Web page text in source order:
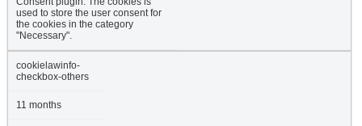
used to store the user consent for
the cookies in the category
"Necessary".
cookielawinfo-
checkbox-others
11 months